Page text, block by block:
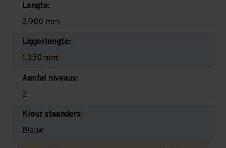
Lengte:
2.900 mm
Liggerlengte:
1.350 mm
Aantal niveaus:
2
Kleur staanders:
Blauw